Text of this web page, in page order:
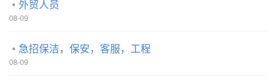
外贸人员
08-09
急招保洁，保安，客服，工程
08-09